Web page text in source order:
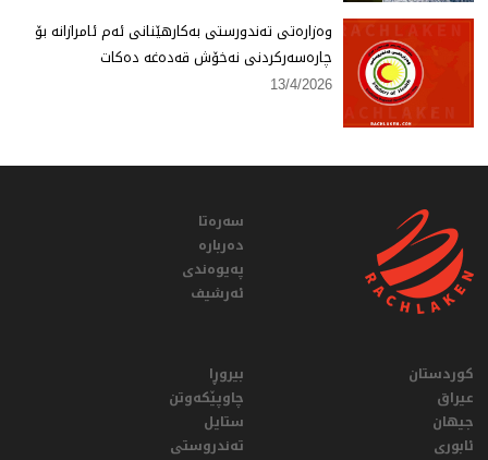
وەزارەتی تەندورستی بەكارهێنانی ئەم ئامرازانە بۆ
چارەسەركردنی نەخۆش قەدەغە دەكات
13/4/2026
سەرەتا
دەربارە
پەیوەندی
ئەرشیف
کوردستان
عيراق
جیهان
ئابوری
بیروڕا
چاوپێکەوتن
ستایل
تەندروستی